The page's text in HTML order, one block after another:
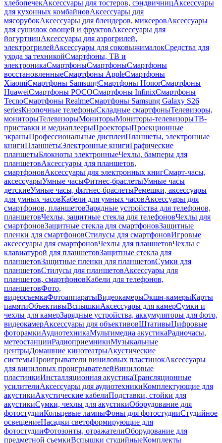
хлебопечекАксессуары для тостеров, сэндвичницАксессуары
для кухонных комбайновАксессуары для
мясорубокАксессуары для блендеров, миксеровАксессуары
для сушилок овощей и фруктовАксессуары для
йогуртницАксессуары для аэрогрилей,
электрогрилейАксессуары для соковыжималокСредства для
ухода за техникойСмартфоны, ТВ и
электроникаСмартфоныСмартфоныСмартфоны
восстановленныеСмартфоны AppleСмартфоны
XiaomiСмартфоны SamsungСмартфоны HonorСмартфоны
HuaweiСмартфоны POCOСмартфоны InfinixСмартфоны
TecnoСмартфоны RealmeСмартфоны Samsung Galaxy S26
seriesКнопочные телефоныСкладные смартфоныТелевизоры,
мониторыТелевизорыМониторыМониторы-телевизорыТВ-
приставки и медиаплеерыПроекторыПроекционные
экраныПрофессиональные дисплеиПланшеты, электронные
книгиПланшетыЭлектронные книгиГрафические
планшетыБлокноты электронныеЧехлы, бамперы для
планшетовАксессуары для планшетов,
смартфоновАксессуары для электронных книгСмарт-часы,
аксессуарыУмные часыФитнес-браслетыУмные часы
детскиеУмные часы, фитнес-браслетыРемешки, аксессуары
для умных часовКабели для умных часовАксессуары для
смартфонов, планшетовЗарядные устройства для телефонов,
планшетовЧехлы, защитные стекла для телефоновЧехлы для
смартфоновЗащитные стекла для смартфоновЗащитные
пленки для смартфоновСтилусы для смартфоновИгровые
аксессуары для смартфоновЧехлы для планшетовЧехлы с
клавиатурой для планшетовЗащитные стекла для
планшетовЗащитные пленки для планшетовСумки для
планшетовСтилусы для планшетовАксессуары для
планшетов, смартфоновКабели для телефонов,
планшетовФото,
видеосъемкаФотоаппаратыВидеокамерыЭкшн-камерыКарты
памятиОбъективыВспышкиАксессуары для камерСумки и
чехлы для камерЗарядные устройства, аккумуляторы для фото,
видеокамерАксессуары для объективовШтативыЦифровые
фоторамкиАудиотехникаМультимедиа акустикаРадиочасы,
метеостанцииРадиоприемникиМузыкальные
центрыДомашние кинотеатрыАкустические
системыПроигрыватели виниловых пластинокАксессуары
для виниловых проигрывателейВиниловые
пластинкиИнсталляционная акустикаТрансляционные
усилителиАксессуары для аудиотехникиКомплектующие для
акустикиАкустические кабелиПодставки, стойки для
акустикиСумки, чехлы для акустикиОборудование для
фотостудииКольцевые лампыФоны для фотостудииСтудийное
освещениеНасадки светоформирующие для
фотостудииФотозонты, отражателиОборудование для
предметной съемкиВспышки студийныеКомплекты